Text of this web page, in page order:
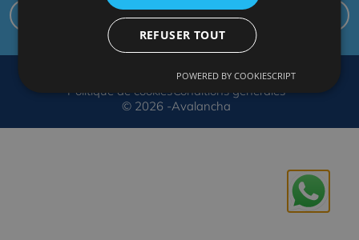
Notre hôtel
© 2026 -Avalancha
Politique de confidentialité
Politique de cookiesConditions générales
REFUSER TOUT
POWERED BY COOKIESCRIPT